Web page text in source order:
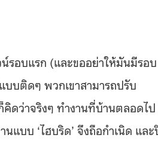
รอบแรก (และขออย่าให้มันมีรอบ
บบติดๆ พวกเขาสามารถปรับ
ดว่าจริงๆ ทำงานที่บ้านตลอดไป
แบบ ‘ไฮบริด’ จึงถือกำเนิด แล